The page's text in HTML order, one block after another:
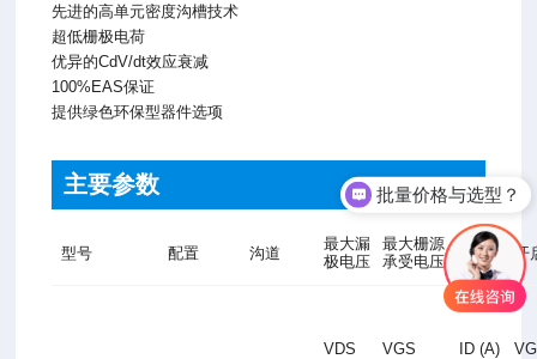
先进的高单元密度沟槽技术
超低栅极电荷
优异的CdV/dt效应衰减
100%EAS保证
提供绿色环保型器件选项
主要参数
型号 配置 沟道
最大漏
极电压
最大栅源
承受电压
最大漏
源电流
开
VDS VGS ID (A)
批量价格与选型？